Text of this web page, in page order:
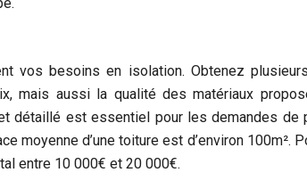
vos besoins en isolation. Obtenez
mais aussi la qualité des matériaux
détaillé est essentiel pour les demandes de
moyenne d’une toiture est d’environ 100m².
entre 10 000€ et 20 000€.